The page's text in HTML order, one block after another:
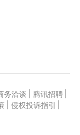
务洽谈 腾讯招聘
侵权投诉指引